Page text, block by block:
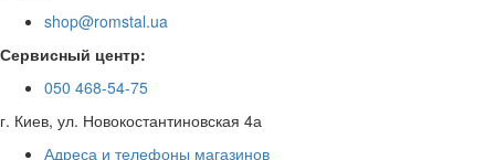
shop@romstal.ua
Сервисный центр:
050 468-54-75
г. Киев, ул. Новокостантиновская 4а
Адреса и телефоны магазинов